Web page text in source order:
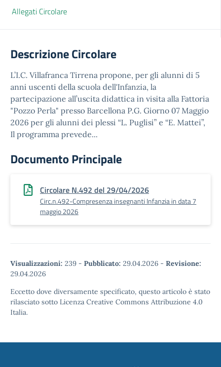
Allegati Circolare
Descrizione Circolare
L’I.C. Villafranca Tirrena propone, per gli alunni di 5
anni uscenti della scuola dell'Infanzia, la
partecipazione all’uscita didattica in visita alla Fattoria
"Pozzo Perla" presso Barcellona P.G. Giorno 07 Maggio
2026 per gli alunni dei plessi “L. Puglisi” e “E. Mattei”,
Il programma prevede...
Documento Principale
Circolare N.492 del 29/04/2026
Circ.n.492-Compresenza insegnanti Infanzia in data 7
maggio 2026
Visualizzazioni: 239 - Pubblicato: 29.04.2026 - Revisione:
29.04.2026
Eccetto dove diversamente specificato, questo articolo è stato
rilasciato sotto Licenza Creative Commons Attribuzione 4.0
Italia.